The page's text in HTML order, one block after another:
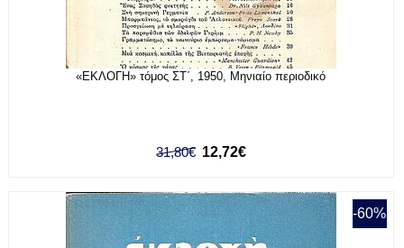
«ΕΚΛΟΓΗ» τόμος ΣΤ΄, 1950, Μηνιαίο περιοδικό
31,80€ 12,72€
-60%